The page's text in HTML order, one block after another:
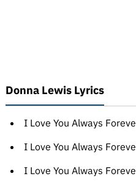
Donna Lewis Lyrics
I Love You Always
I Love You Always
I Love You Always